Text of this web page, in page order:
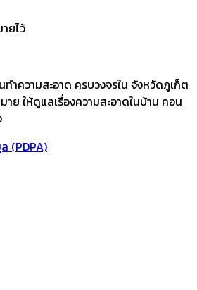
ยไว้
ำความสะอาด ครบวงจรใน จังหวัดภูเก็ต
าย ให้ดูแลเรื่องความสะอาดในบ้าน คอน
(PDPA)